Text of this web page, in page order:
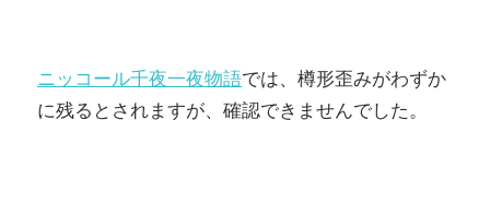
ニッコール千夜一夜物語では、樽形歪みがわずか
に残るとされますが、確認できませんでした。